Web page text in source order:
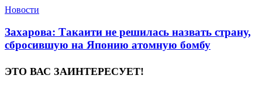
Новости
Захарова: Такаити не решилась назвать страну,
сбросившую на Японию атомную бомбу
ЭТО ВАС ЗАИНТЕРЕСУЕТ!